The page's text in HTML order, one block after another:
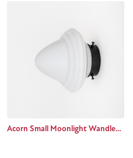
Acorn Small Moonlight Wandleuchte Basic black